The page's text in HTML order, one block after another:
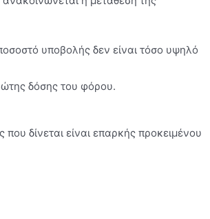
υποβολής δεν είναι τόσο υψηλό
δόσης του φόρου.
δίνεται είναι επαρκής προκειμένου